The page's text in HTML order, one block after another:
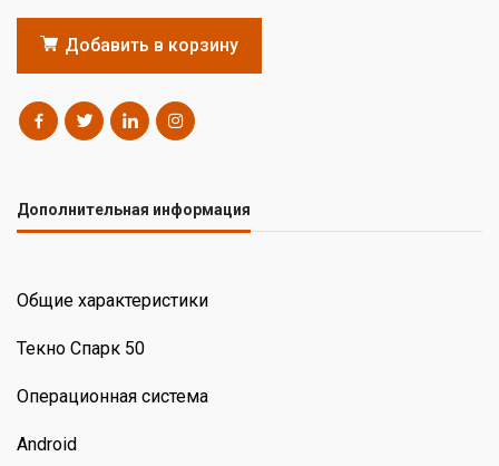
Добавить в корзину
Дополнительная информация
Общие характеристики
Текно Спарк 50
Операционная система
Android